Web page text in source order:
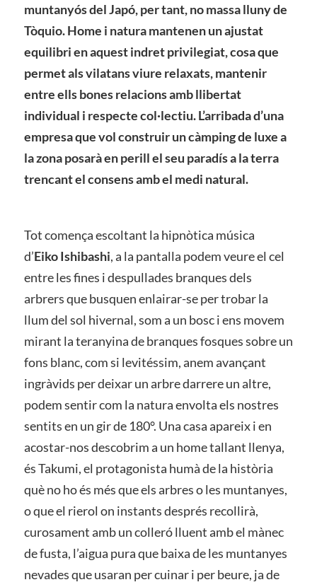
muntanyós del Japó, per tant, no massa lluny de
Tòquio. Home i natura mantenen un ajustat
equilibri en aquest indret privilegiat, cosa que
permet als vilatans viure relaxats, mantenir
entre ells bones relacions amb llibertat
individual i respecte col·lectiu. L’arribada d’una
empresa que vol construir un càmping de luxe a
la zona posarà en perill el seu paradís a la terra
trencant el consens amb el medi natural.
Tot comença escoltant la hipnòtica música
d’Eiko Ishibashi, a la pantalla podem veure el cel
entre les fines i despullades branques dels
arbrers que busquen enlairar-se per trobar la
llum del sol hivernal, som a un bosc i ens movem
mirant la teranyina de branques fosques sobre un
fons blanc, com si levitéssim, anem avançant
ingràvids per deixar un arbre darrere un altre,
podem sentir com la natura envolta els nostres
sentits en un gir de 180°. Una casa apareix i en
acostar-nos descobrim a un home tallant llenya,
és Takumi, el protagonista humà de la història
què no ho és més que els arbres o les muntanyes,
o que el rierol on instants després recollirà,
curosament amb un colleró lluent amb el mànec
de fusta, l’aigua pura que baixa de les muntanyes
nevades que usaran per cuinar i per beure, ja de